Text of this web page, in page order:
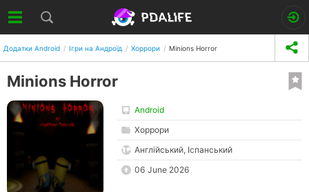
Додатки Android Ігри на Андроїд Хоррори Minions Horror
Minions Horror
Android
Хоррори
Англійський, Іспанський
06 June 2026